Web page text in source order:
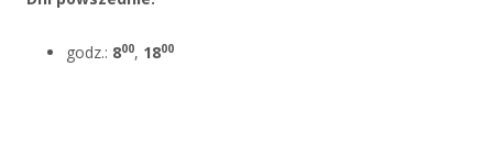
godz.: 800, 1800